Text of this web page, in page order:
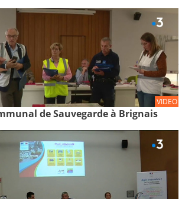
VIDEO
de Sauvegarde à Brignais